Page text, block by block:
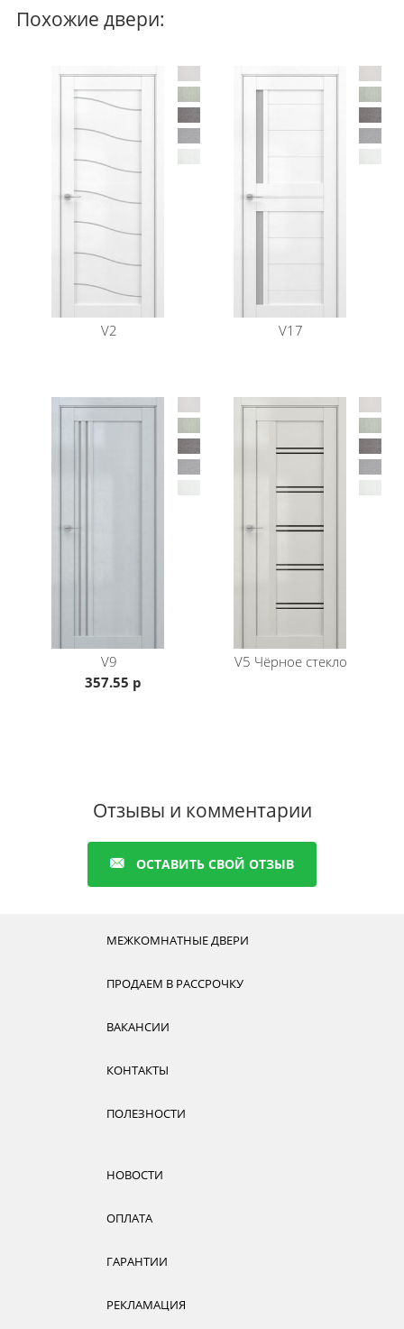
Модерн
Похожие двери:
V2 V17
V9
357.55 р
V5 Чёрное стекло
Отзывы и комментарии
ОСТАВИТЬ СВОЙ ОТЗЫВ
МЕЖКОМНАТНЫЕ ДВЕРИ
ПРОДАЕМ В РАССРОЧКУ
ВАКАНСИИ
КОНТАКТЫ
ПОЛЕЗНОСТИ
НОВОСТИ
ОПЛАТА
ГАРАНТИИ
РЕКЛАМАЦИЯ